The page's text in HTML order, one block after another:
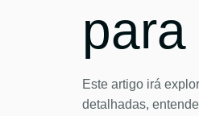
Este artigo irá
detalhadas,